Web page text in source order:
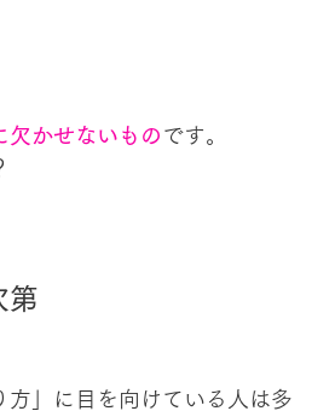
欠かせないもの です。
第
」に目を向けている人は多